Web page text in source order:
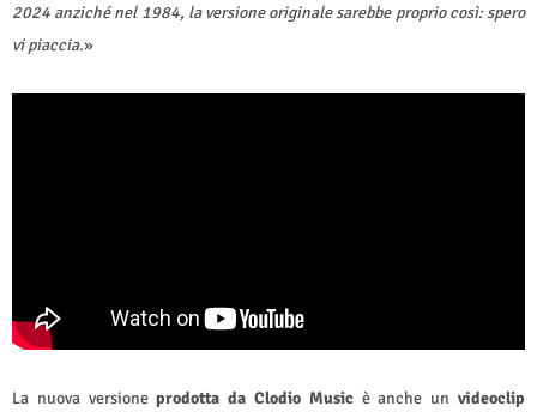
2024 anziché nel 1984, la versione originale sarebbe proprio così: spero
vi piaccia.»
La nuova versioneprodotta da Clodio Musicè anche unvideoclip